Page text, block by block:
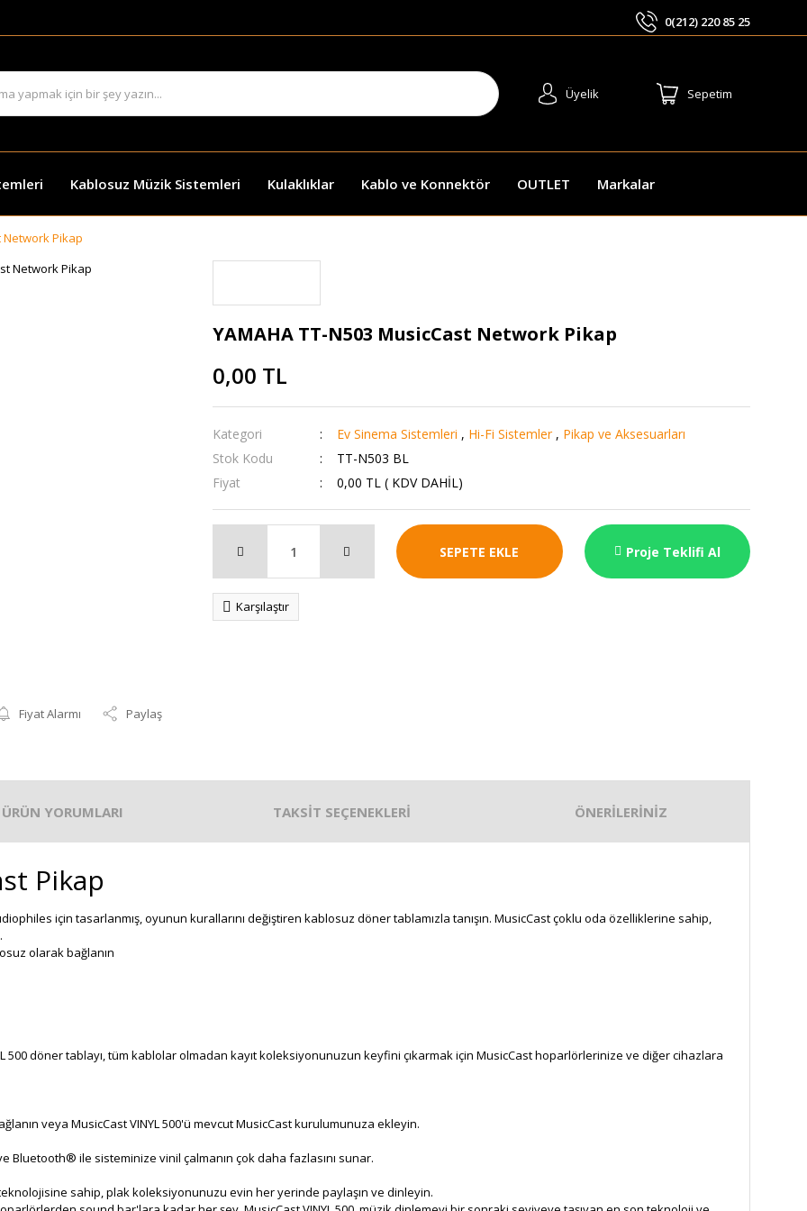
0(212) 220 85 25
Üyelik Sepetim
Kablosuz Müzik Sistemleri Kulaklıklar Kablo ve Konnektör OUTLET Markalar
Network Pikap
Fiyat Alarmı Paylaş
YAMAHA TT-N503 MusicCast Network Pikap
0,00 TL
Kategori Ev Sinema Sistemleri , Hi-Fi Sistemler , Pikap ve Aksesuarları
Stok Kodu
TT-N503 BL
Fiyat
0,00 TL ( KDV DAHİL)
SEPETE EKLE Proje Teklifi Al
Karşılaştır
ÜRÜN YORUMLARI TAKSİT SEÇENEKLERİ ÖNERİLERİNİZ
Pikap
için tasarlanmış, oyunun kurallarını değiştiren kablosuz döner tablamızla tanışın. MusicCast çoklu oda özelliklerine sahip,
olarak bağlanın
500 döner tablayı, tüm kablolar olmadan kayıt koleksiyonunuzun keyfini çıkarmak için MusicCast hoparlörlerinize ve diğer cihazlara
veya MusicCast VINYL 500'ü mevcut MusicCast kurulumunuza ekleyin.
Bluetooth® ile sisteminize vinil çalmanın çok daha fazlasını sunar.
sahip, plak koleksiyonunuzu evin her yerinde paylaşın ve dinleyin.